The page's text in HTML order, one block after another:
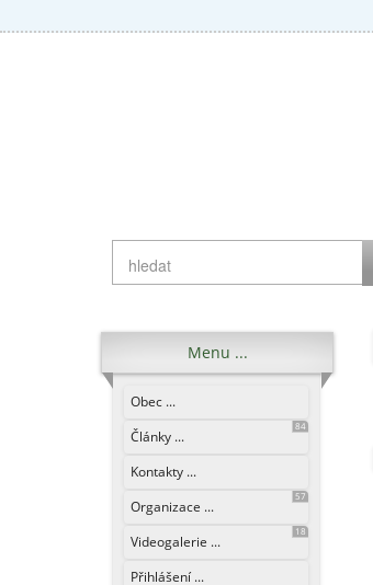
Menu ...
Obec ...
Články ...
84
Kontakty ...
Organizace ...
57
Videogalerie ...
18
Přihlášení ...